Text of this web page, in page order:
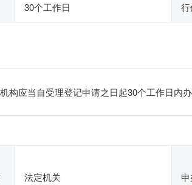
30个工作日
应当自受理登记申请之日起30个工作日内
法定机关